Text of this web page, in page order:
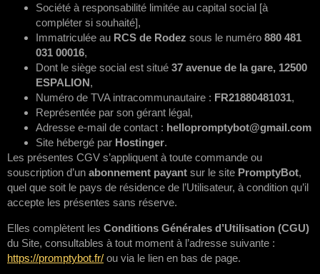
Société à responsabilité limitée au capital social [à
compléter si souhaité],
Immatriculée au RCS de Rodez sous le numéro 880 481
031 00016,
Dont le siège social est situé 37 avenue de la gare, 12500
ESPALION,
Numéro de TVA intracommunautaire : FR21880481031,
Représentée par son gérant légal,
Adresse e-mail de contact : hellopromptybot@gmail.com
Site hébergé par Hostinger.
Les présentes CGV s’appliquent à toute commande ou
souscription d’un abonnement payant sur le site PromptyBot,
quel que soit le pays de résidence de l’Utilisateur, à condition qu’il
accepte les présentes sans réserve.
Elles complètent les Conditions Générales d’Utilisation (CGU)
du Site, consultables à tout moment à l’adresse suivante :
https://promptybot.fr/ ou via le lien en bas de page.